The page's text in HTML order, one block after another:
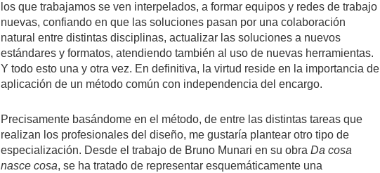
los que trabajamos se ven interpelados, a formar equipos y redes de trabajo
nuevas, confiando en que las soluciones pasan por una colaboración
natural entre distintas disciplinas, actualizar las soluciones a nuevos
estándares y formatos, atendiendo también al uso de nuevas herramientas.
Y todo esto una y otra vez. En definitiva, la virtud reside en la importancia de
aplicación de un método común con independencia del encargo.
Precisamente basándome en el método, de entre las distintas tareas que
realizan los profesionales del diseño, me gustaría plantear otro tipo de
especialización. Desde el trabajo de Bruno Munari en su obraDa cosa
nasce cosa, se ha tratado de representar esquemáticamente una